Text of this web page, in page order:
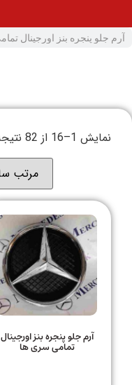
نمایش 1–16 از 82 نتیجه
آرم جلو پنجره بنز اورجینال
تمامی سری ها